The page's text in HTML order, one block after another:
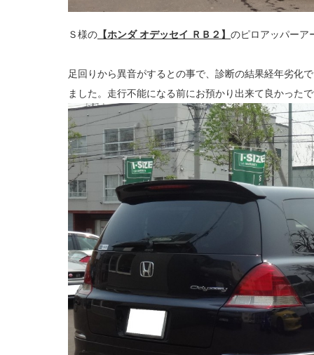
Ｓ様の 【ホンダ オデッセイ ＲＢ２】 のピロアッパーア
足回りから異音がするとの事で、診断の結果経年劣化
ました。走行不能になる前にお預かり出来て良かった